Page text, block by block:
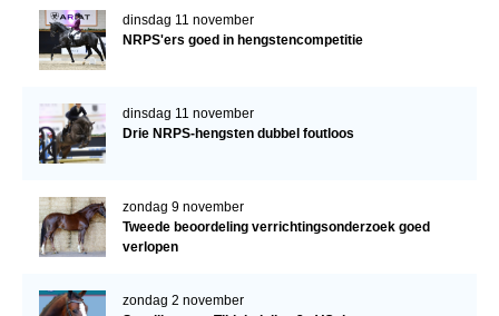
dinsdag 11 november
NRPS'ers goed in hengstencompetitie
dinsdag 11 november
Drie NRPS-hengsten dubbel foutloos
zondag 9 november
Tweede beoordeling verrichtingsonderzoek goed
verlopen
zondag 2 november